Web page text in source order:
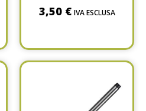
3,50 € IVA ESCLUSA